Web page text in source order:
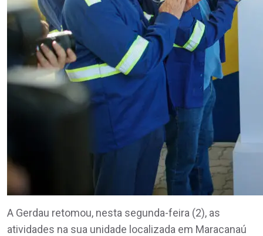
A Gerdau retomou, nesta segunda-feira (2), as
atividades na sua unidade localizada em Maracanaú